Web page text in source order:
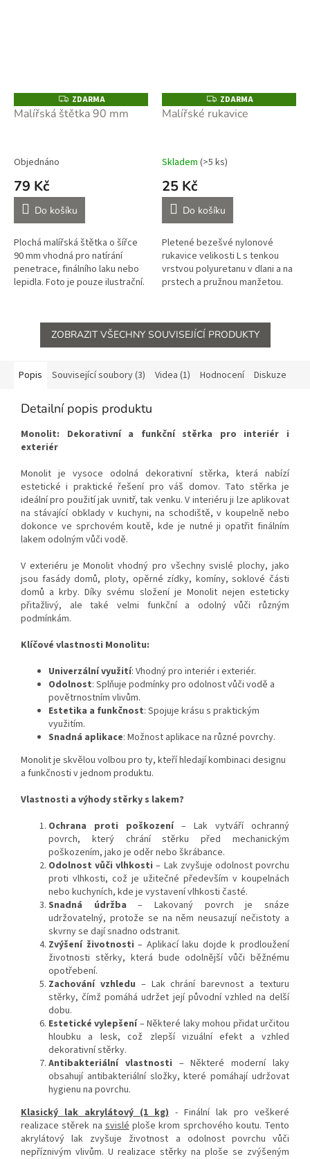
Z
D
A
ZDARMA
Malířská štětka 90 mm
Objednáno
79 Kč
Do košíku
Plochá malířská štětka o šířce
90 mm vhodná pro natírání
penetrace, finálního laku nebo
lepidla. Foto je pouze ilustrační.
Z
D
A
ZDARMA
Malířské rukavice
Skladem (>5 ks)
25 Kč
Do košíku
Pletené bezešvé nylonové
rukavice velikosti L s tenkou
vrstvou polyuretanu v dlani a na
prstech a pružnou manžetou.
ZOBRAZIT VŠECHNY SOUVISEJÍCÍ PRODUKTY
Popis Související soubory (3) Videa (1) Hodnocení Diskuze
Detailní popis produktu
Monolit: Dekorativní a funkční stěrka pro interiér i
exteriér
Monolit je vysoce odolná dekorativní stěrka, která nabízí
estetické i praktické řešení pro váš domov. Tato stěrka je
ideální pro použití jak uvnitř, tak venku. V interiéru ji lze aplikovat
na stávající obklady v kuchyni, na schodiště, v koupelně nebo
dokonce ve sprchovém koutě, kde je nutné ji opatřit finálním
lakem odolným vůči vodě.
V exteriéru je Monolit vhodný pro všechny svislé plochy, jako
jsou fasády domů, ploty, opěrné zídky, komíny, soklové části
domů a krby. Díky svému složení je Monolit nejen esteticky
přitažlivý, ale také velmi funkční a odolný vůči různým
podmínkám.
Klíčové vlastnosti Monolitu:
Univerzální využití: Vhodný pro interiér i exteriér.
Odolnost: Splňuje podmínky pro odolnost vůči vodě a
povětrnostním vlivům.
Estetika a funkčnost: Spojuje krásu s praktickým
využitím.
Snadná aplikace: Možnost aplikace na různé povrchy.
Monolit je skvělou volbou pro ty, kteří hledají kombinaci designu
a funkčnosti v jednom produktu.
Vlastnosti a výhody stěrky s lakem?
Ochrana proti poškození– Lak vytváří ochranný
povrch, který chrání stěrku před mechanickým
poškozením, jako je oděr nebo škrábance.
Odolnost vůči vlhkosti – Lak zvyšuje odolnost povrchu
proti vlhkosti, což je užitečné především v koupelnách
nebo kuchyních, kde je vystavení vlhkosti časté.
Snadná údržba – Lakovaný povrch je snáze
udržovatelný, protože se na něm neusazují nečistoty a
skvrny se dají snadno odstranit.
Zvýšení životnosti – Aplikací laku dojde k prodloužení
životnosti stěrky, která bude odolnější vůči běžnému
opotřebení.
Zachování vzhledu – Lak chrání barevnost a texturu
stěrky, čímž pomáhá udržet její původní vzhled na delší
dobu.
Estetické vylepšení– Některé laky mohou přidat určitou
hloubku a lesk, což zlepší vizuální efekt a vzhled
dekorativní stěrky.
Antibakteriální vlastnosti – Některé moderní laky
obsahují antibakteriální složky, které pomáhají udržovat
hygienu na povrchu.
Klasický lak akrylátový (1 kg) - Finální lak pro veškeré
realizace stěrek na svislé ploše krom sprchového koutu. Tento
akrylátový lak zvyšuje životnost a odolnost povrchu vůči
nepříznivým vlivům. U realizace stěrky na ploše se zvýšeným